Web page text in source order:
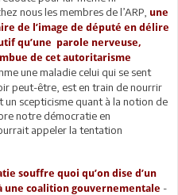
nous les membres de l’ARP, une
de l’image de député en délire
qu’une parole nerveuse,
de cet autoritarisme
une maladie celui qui se sent
peut-être, est en train de nourrir
scepticisme quant à la notion de
notre démocratie en
appeler la tentation
souffre quoi qu’on dise d’un
une coalition gouvernementale -